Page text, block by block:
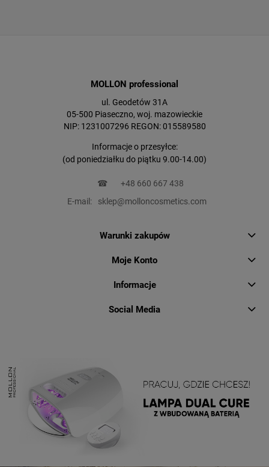
MOLLON professional
ul. Geodetów 31A
05-500 Piaseczno, woj. mazowieckie
NIP: 1231007296 REGON: 015589580
Informacje o przesyłce:
(od poniedziałku do piątku 9.00-14.00)
☎
+48 660 667 438
E-mail:
sklep@molloncosmetics.com
Warunki zakupów
Moje Konto
Informacje
Social Media